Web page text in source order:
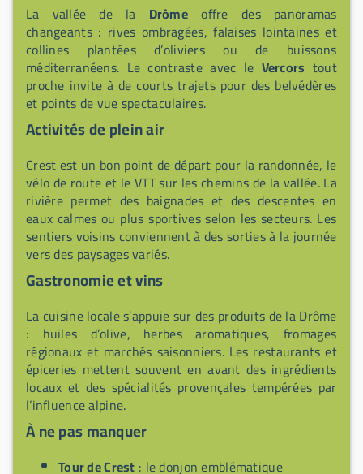
La vallée de la Drômeoffre des panoramas
changeants : rives ombragées, falaises lointaines et
collines plantées d’oliviers ou de buissons
méditerranéens. Le contraste avec le Vercors tout
proche invite à de courts trajets pour des belvédères
et points de vue spectaculaires.
Activités de plein air
Crest est un bon point de départ pour la randonnée, le
vélo de route et le VTT sur les chemins de la vallée. La
rivière permet des baignades et des descentes en
eaux calmes ou plus sportives selon les secteurs. Les
sentiers voisins conviennent à des sorties à la journée
vers des paysages variés.
Gastronomie et vins
La cuisine locale s’appuie sur des produits de la Drôme
: huiles d’olive, herbes aromatiques, fromages
régionaux et marchés saisonniers. Les restaurants et
épiceries mettent souvent en avant des ingrédients
locaux et des spécialités provençales tempérées par
l’influence alpine.
À ne pas manquer
Tour de Crest : le donjon emblématique